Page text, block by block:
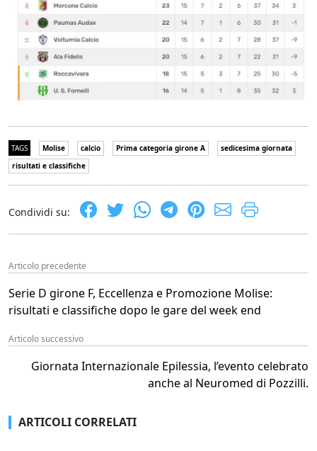
TAGS Molise calcio Prima categoria girone A
sedicesima giornata
risultati e classifiche
Condividi su:
Articolo precedente
Serie D girone F, Eccellenza e Promozione Molise:
risultati e classifiche dopo le gare del week end
Articolo successivo
Giornata Internazionale Epilessia, l’evento celebrato
anche al Neuromed di Pozzilli.
ARTICOLI CORRELATI